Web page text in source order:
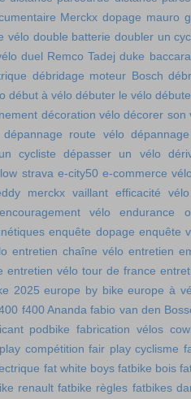
Merckx dopage mauro
vélo double batterie doubler un
duel Remco Tadej duke baccara
débridage moteur Bosch
début à vélo débuter le vélo
décoration vélo décorer son
dépannage route vélo
cycliste
dépasser un vélo
strava e-city50 e-commerce
merckx vaillant efficacité vélo
encouragement vélo
endurance
enquête dopage enquête
entretien chaîne vélo entretien
entretien vélo tour de france
2025 europe by bike europe à
f400 Ananda fabio van den
podbike fabrication vélos
compétition fair play cyclisme
fat white boys fatbike bois
renault fatbike règles fatbikes